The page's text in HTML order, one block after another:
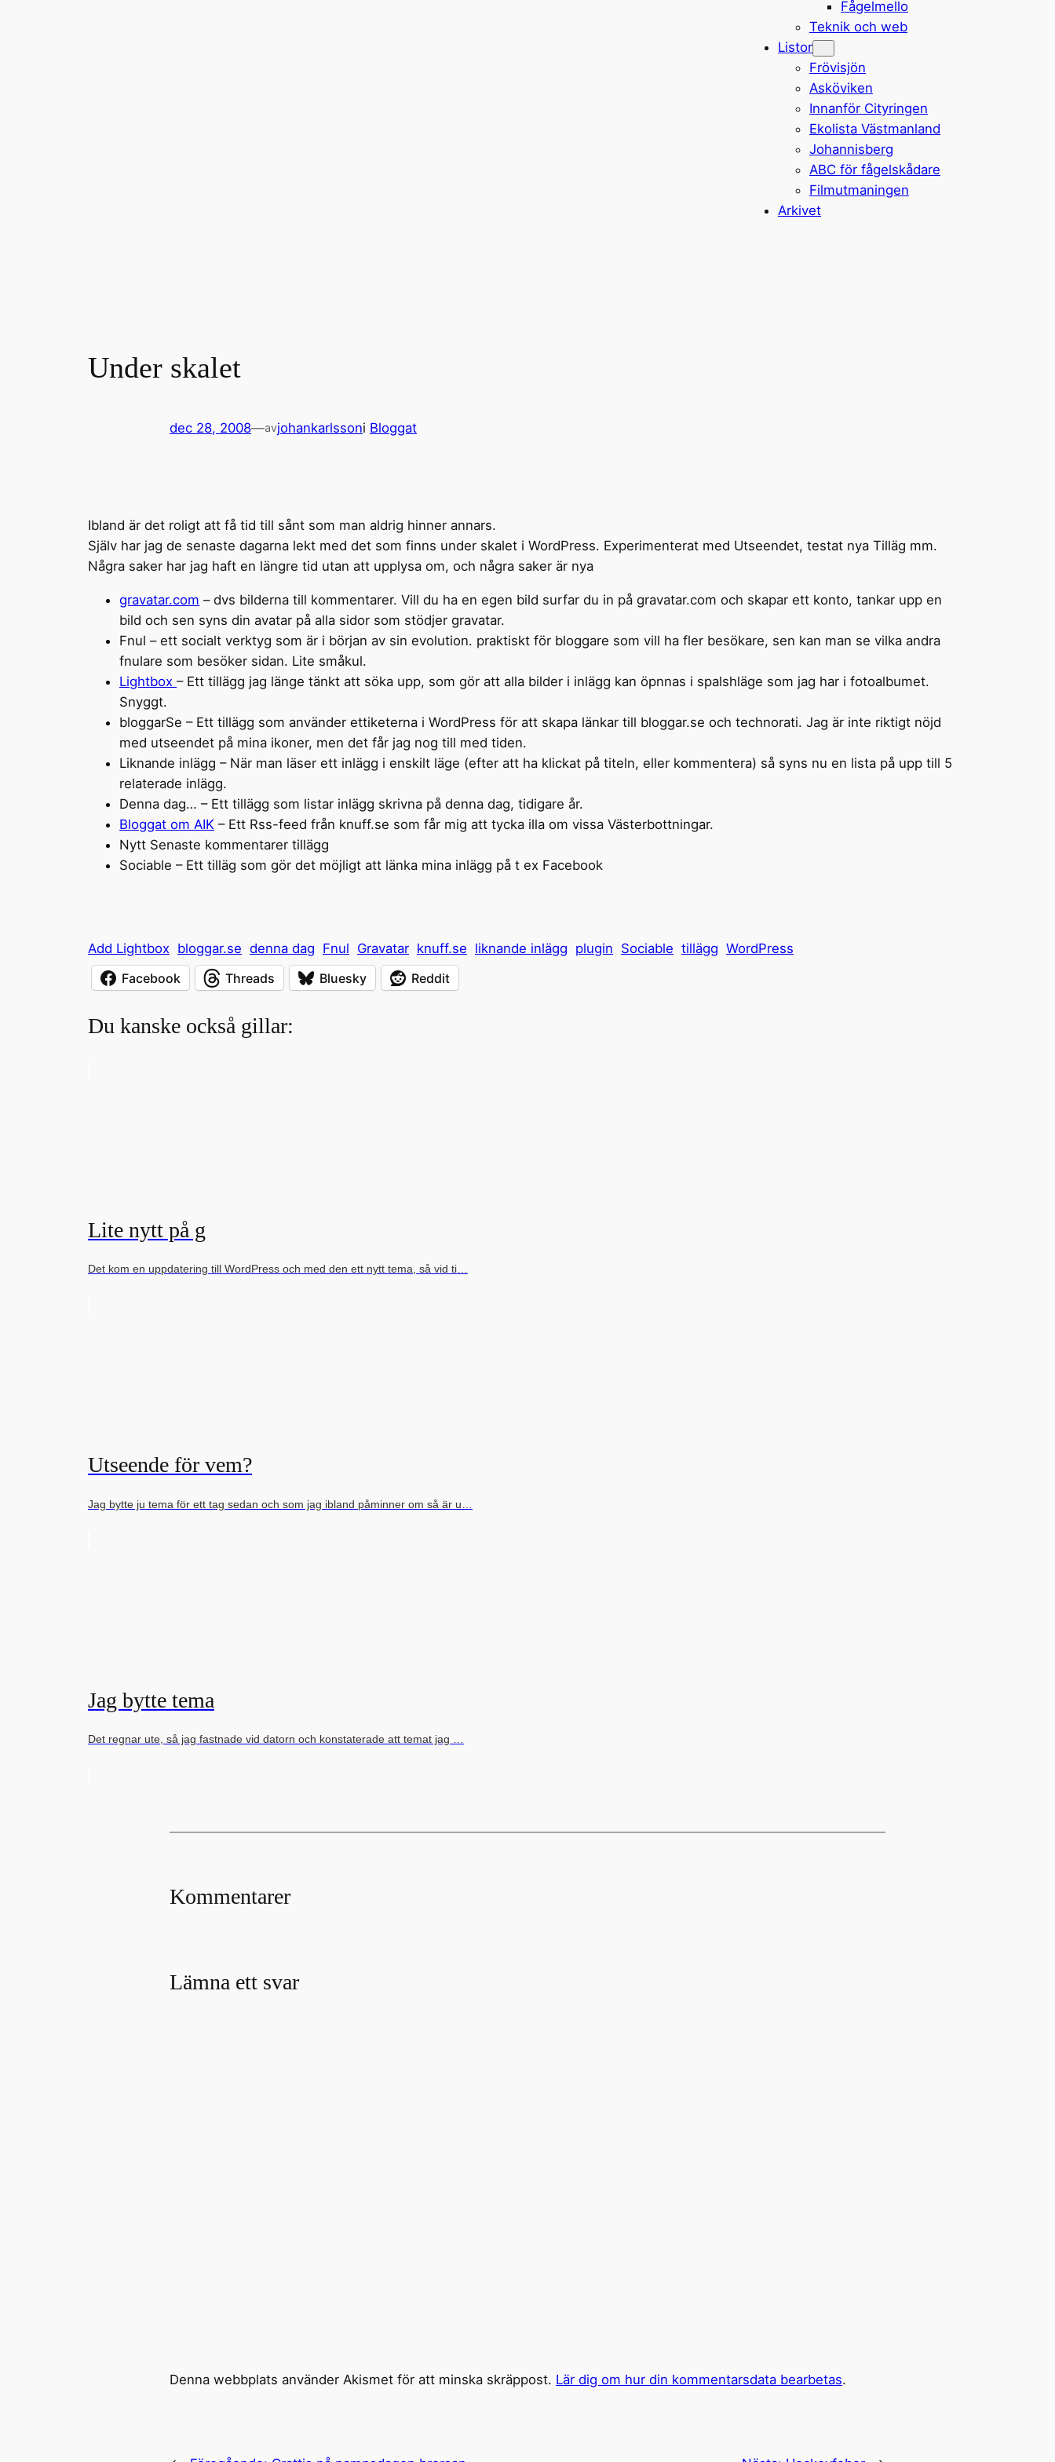
Fågelmello
Teknik och web
Listor
Frövisjön
Asköviken
Innanför Cityringen
Ekolista Västmanland
Johannisberg
ABC för fågelskådare
Filmutmaningen
Arkivet
Under skalet
dec 28, 2008—avjohankarlssoni Bloggat
Ibland är det roligt att få tid till sånt som man aldrig hinner annars.
Själv har jag de senaste dagarna lekt med det som finns under skalet i WordPress. Experimenterat med Utseendet, testat nya Tilläg mm.
Några saker har jag haft en längre tid utan att upplysa om, och några saker är nya
gravatar.com – dvs bilderna till kommentarer. Vill du ha en egen bild surfar du in på gravatar.com och skapar ett konto, tankar upp en
bild och sen syns din avatar på alla sidor som stödjer gravatar.
Fnul – ett socialt verktyg som är i början av sin evolution. praktiskt för bloggare som vill ha fler besökare, sen kan man se vilka andra
fnulare som besöker sidan. Lite småkul.
Lightbox – Ett tillägg jag länge tänkt att söka upp, som gör att alla bilder i inlägg kan öpnnas i spalshläge som jag har i fotoalbumet.
Snyggt.
bloggarSe – Ett tillägg som använder ettiketerna i WordPress för att skapa länkar till bloggar.se och technorati. Jag är inte riktigt nöjd
med utseendet på mina ikoner, men det får jag nog till med tiden.
Liknande inlägg – När man läser ett inlägg i enskilt läge (efter att ha klickat på titeln, eller kommentera) så syns nu en lista på upp till 5
relaterade inlägg.
Denna dag… – Ett tillägg som listar inlägg skrivna på denna dag, tidigare år.
Bloggat om AIK – Ett Rss-feed från knuff.se som får mig att tycka illa om vissa Västerbottningar.
Nytt Senaste kommentarer tillägg
Sociable – Ett tilläg som gör det möjligt att länka mina inlägg på t ex Facebook
Add Lightbox bloggar.se denna dag Fnul Gravatar knuff.se liknande inlägg plugin Sociable tillägg WordPress
Facebook
Threads Bluesky Reddit
Du kanske också gillar:
Lite nytt på g
Det kom en uppdatering till WordPress och med den ett nytt tema, så vid ti…
Utseende för vem?
Jag bytte ju tema för ett tag sedan och som jag ibland påminner om så är u…
Jag bytte tema
Det regnar ute, så jag fastnade vid datorn och konstaterade att temat jag …
Kommentarer
Lämna ett svar
Denna webbplats använder Akismet för att minska skräppost. Lär dig om hur din kommentarsdata bearbetas.